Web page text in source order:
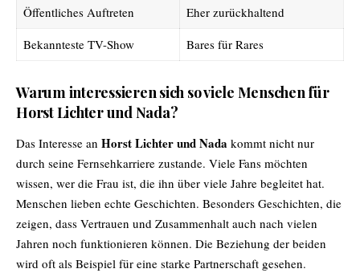
Öffentliches Auftreten
Eher zurückhaltend
Bekannteste TV-Show
Bares für Rares
Warum interessieren sich so viele Menschen für
Horst Lichter und Nada?
Das Interesse an Horst Lichter und Nada kommt nicht nur
durch seine Fernsehkarriere zustande. Viele Fans möchten
wissen, wer die Frau ist, die ihn über viele Jahre begleitet hat.
Menschen lieben echte Geschichten. Besonders Geschichten, die
zeigen, dass Vertrauen und Zusammenhalt auch nach vielen
Jahren noch funktionieren können. Die Beziehung der beiden
wird oft als Beispiel für eine starke Partnerschaft gesehen.